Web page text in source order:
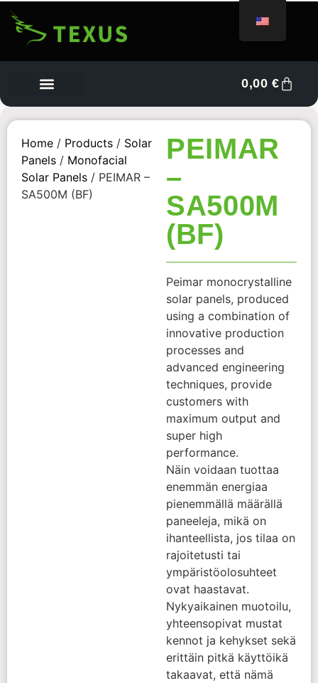
0,00€
Home / Products / Solar
Panels / Monofacial
Solar Panels / PEIMAR –
SA500M (BF)
PEIMAR
–
SA500M
(BF)
Peimar monocrystalline
solar panels, produced
using a combination of
innovative production
processes and
advanced engineering
techniques, provide
customers with
maximum output and
super high
performance.
Näin voidaan tuottaa
enemmän energiaa
pienemmällä määrällä
paneeleja, mikä on
ihanteellista, jos tilaa on
rajoitetusti tai
ympäristöolosuhteet
ovat haastavat.
Nykyaikainen muotoilu,
yhteensopivat mustat
kennot ja kehykset sekä
erittäin pitkä käyttöikä
takaavat, että nämä